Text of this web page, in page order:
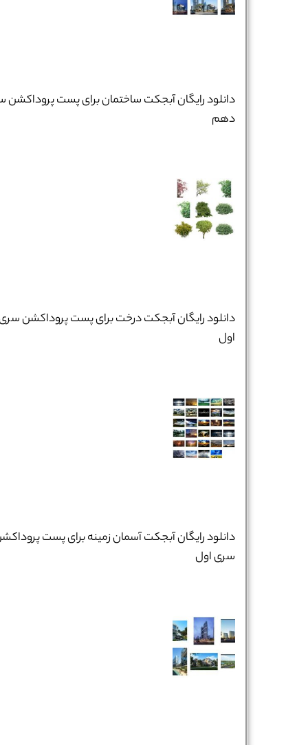
دانلود رایگان آبجکت ساختمان برای پست پروداکشن
دهم
دانلود رایگان آبجکت درخت برای پست پروداکشن
اول
دانلود رایگان آبجکت آسمان زمینه برای پست
سری اول